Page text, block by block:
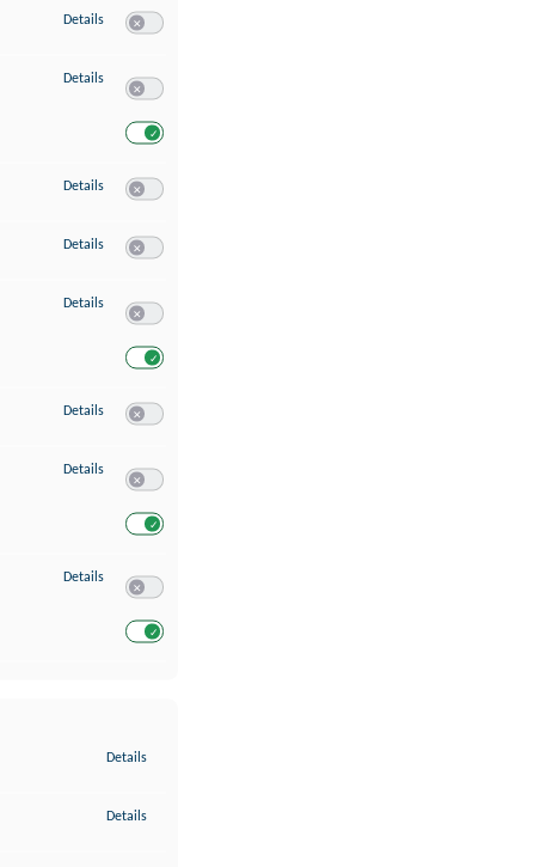
Details zu Speichern von oder Zugriff auf Informationen auf einem Endgerät
Details zu Verwendung reduzierter Daten zur Auswahl von Werbeanzeigen
Details zu Erstellung von Profilen für personalisierte Werbung
Details zu Verwendung von Profilen zur Auswahl personalisierter Werbung
Details zu Messung der Werbeleistung
Details zu Messung der Performance von Inhalten
Details zu Analyse von Zielgruppen durch Statistiken oder Kombinationen von
Details zu Entwicklung und Verbesserung der Angebote
Details
Details